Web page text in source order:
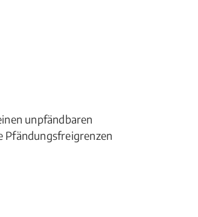
unpfändbaren
Pfändungsfreigrenzen